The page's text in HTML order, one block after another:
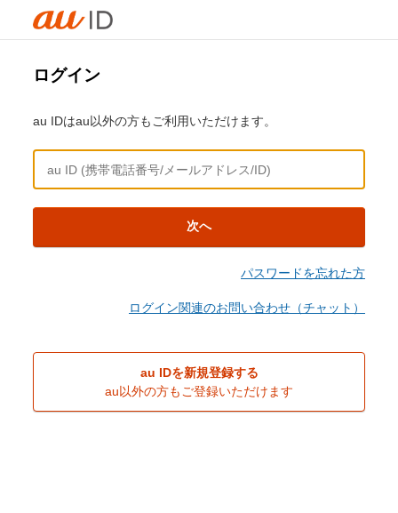
ログイン
au IDはau以外の方もご利用いただけます。
次へ
パスワードを忘れた方
ログイン関連のお問い合わせ（チャット）
au IDを新規登録する
au以外の方もご登録いただけます